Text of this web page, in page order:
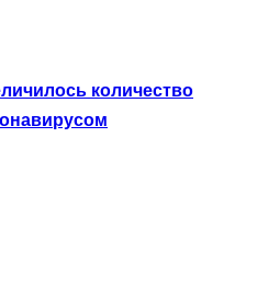
количество